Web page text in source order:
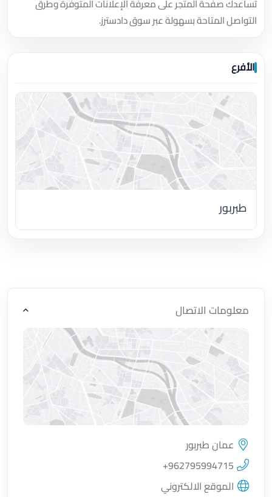
تساعدك صفحة المتجر على معرفة الإعلانات المتوفرة وطرق
التواصل المتاحة بسهولة عبر سوق دادسترز.
الأفرع
طبربور
معلومات الاتصال
اضغط لتحميل الموقع
عمان طبربور
+962795994715
الموقع الالكتروني